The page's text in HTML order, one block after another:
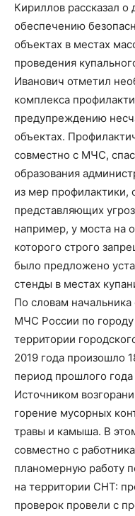
Кириллов рассказал
обеспечению
объектах в местах
проведения
Иванович отметил
комплекса
предупреждению
объектах.
совместно с МЧС,
образования
из мер профилактики,
представляющих
например, у моста на
которого строго
было предложено
стенды в местах
По словам начальника
МЧС России по
территории
2019 года произошло
период прошлого
Источником
горение мусорных
травы и камыша. В
совместно с
планомерную работу
на территории СНТ:
проверок провели с